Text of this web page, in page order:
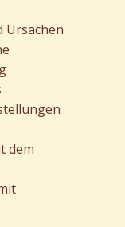
Ursachen
dem